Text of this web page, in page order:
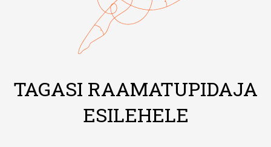
TAGASI RAAMATUPIDAJA
ESILEHELE